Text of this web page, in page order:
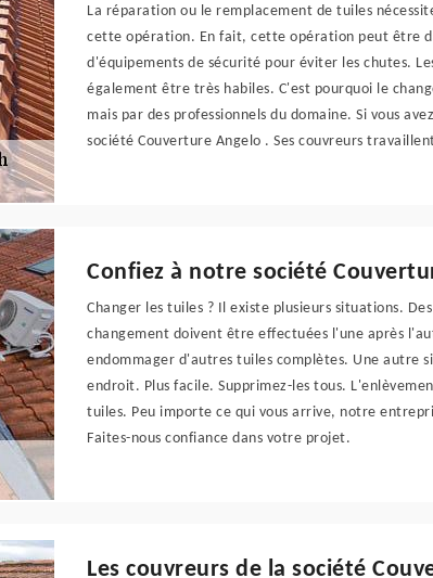
La réparation ou le remplacement de tuiles
cette opération. En fait, cette opération peut être
d'équipements de sécurité pour éviter les chutes.
également être très habiles. C'est pourquoi le
mais par des professionnels du domaine. Si vous
société Couverture Angelo . Ses couvreurs
Confiez à notre société
Changer les tuiles ? Il existe plusieurs situations.
changement doivent être effectuées l'une après
endommager d'autres tuiles complètes. Une autre
endroit. Plus facile. Supprimez-les tous.
tuiles. Peu importe ce qui vous arrive, notre
Faites-nous confiance dans votre projet.
Les couvreurs de la société